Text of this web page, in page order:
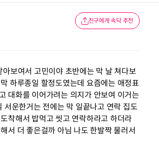
친구에게 속닥 추천
보여서 고민이야 초반에는 막 날 쳐다보
하루종일 할정도였는데 요즘에는 애정표
대화를 이어가려는 의지가 안보여 이거는
운한거는 전에는 막 일끝나고 연락 집도
착해서 밥먹고 씻고 연락하라고 하더라
서 더 좋은걸까 아님 나도 한발짝 물러서